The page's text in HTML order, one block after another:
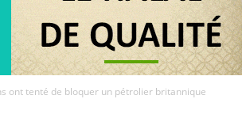
ont tenté de bloquer un pétrolier britannique